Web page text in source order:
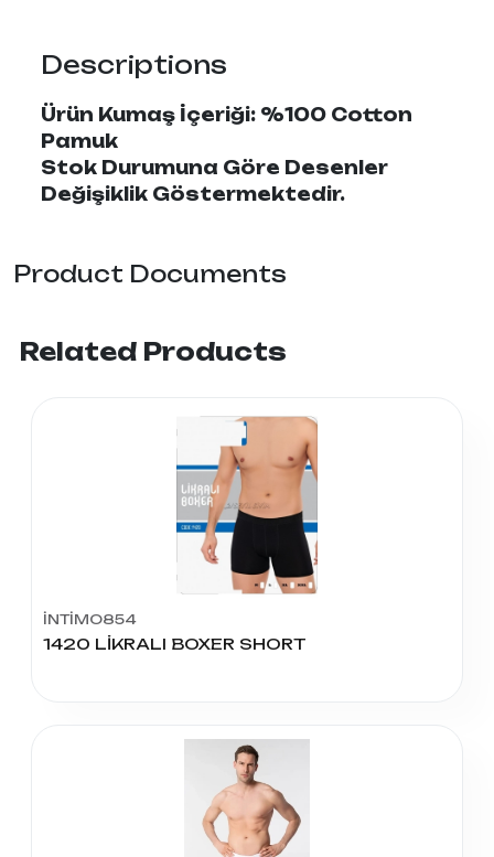
Descriptions
Ürün Kumaş İçeriği: %100 Cotton
Pamuk
Stok Durumuna Göre Desenler
Değişiklik Göstermektedir.
Product Documents
Related Products
İNTİMO854
1420 LİKRALI BOXER SHORT